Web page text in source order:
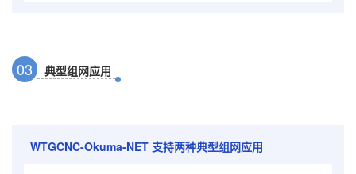
03 典型组网应用
WTGCNC-Okuma-NET 支持两种典型组网应用